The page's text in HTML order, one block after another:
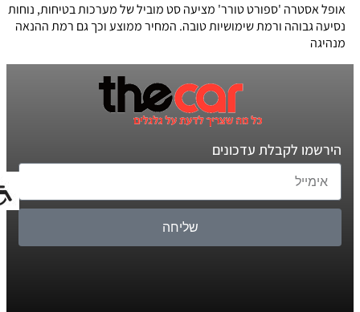
אופל אסטרה 'ספורט טורר' מציעה סט מוביל של מערכות בטיחות, נוחות
נסיעה גבוהה ורמת שימושיות טובה. המחיר ממוצע וכך גם רמת ההנאה
מנהיגה
הירשמו לקבלת עדכונים
שליחה